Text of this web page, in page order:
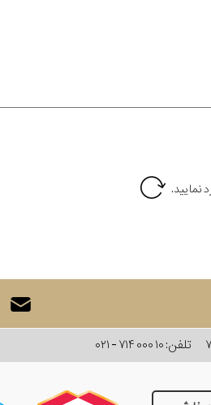
تلفن:۰۲۱ - ۷۱۴ ۰۰۰ ۱۰